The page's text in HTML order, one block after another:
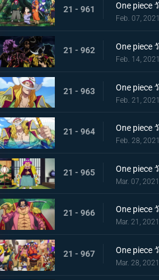
21 - 961
Feb. 07, 2021
21 - 962
Feb. 14, 2021
21 - 963
Feb. 21, 2021
21 - 964
Feb. 28, 2021
21 - 965
Mar. 07, 2021
21 - 966
Mar. 21, 2021
21 - 967
Mar. 28, 2021